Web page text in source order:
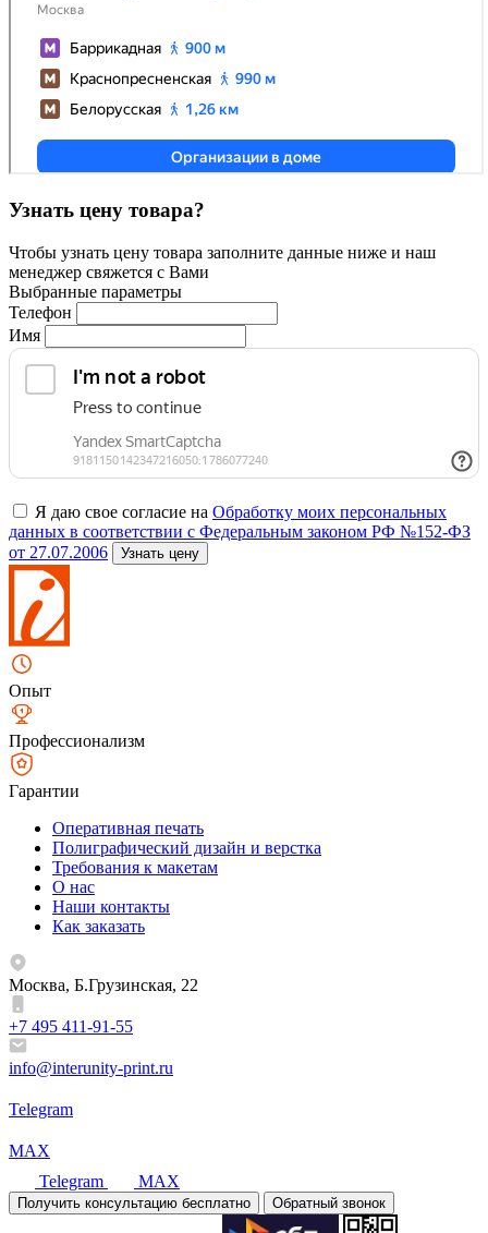
Узнать цену товара?
Чтобы узнать цену товара заполните данные ниже и наш
менеджер свяжется с Вами
Выбранные параметры
Телефон
Имя
Я даю свое согласие на Обработку моих персональных
данных в соответствии с Федеральным законом РФ №152-ФЗ
от 27.07.2006
Узнать цену
Опыт
Профессионализм
Гарантии
Оперативная печать
Полиграфический дизайн и верстка
Требования к макетам
О нас
Наши контакты
Как заказать
Москва, Б.Грузинская, 22
+7 495 411-91-55
info@interunity-print.ru
Telegram
MAX
Telegram
MAX
Получить консультацию бесплатно Обратный звонок